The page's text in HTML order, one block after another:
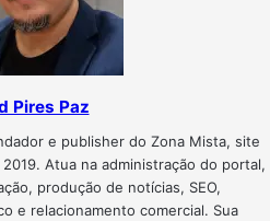
Pires Paz
e publisher do Zona Mista, site
Atua na administração do portal,
produção de notícias, SEO,
e relacionamento comercial. Sua